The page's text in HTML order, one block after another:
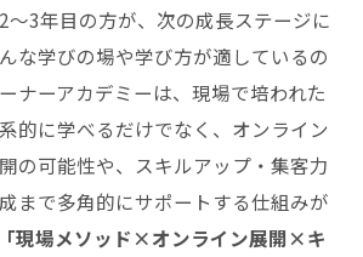
〜3年目の方が、次の成長ステージに
な学びの場や学び方が適しているの
ナーアカデミーは、現場で培われた
的に学べるだけでなく、オンライン
の可能性や、スキルアップ・集客力
まで多角的にサポートする仕組みが
「現場メソッド×オンライン展開×キ